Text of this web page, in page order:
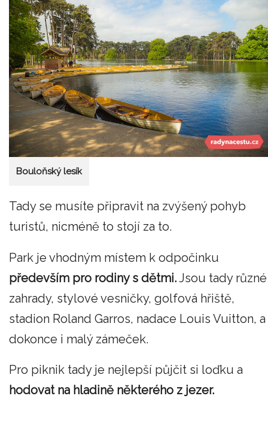
Bouloňský lesík
Tady se musíte připravit na zvýšený pohyb
turistů, nicméně to stojí za to.
Park je vhodným místem k odpočinku
především pro rodiny s dětmi.Jsou tady různé
zahrady, stylové vesničky, golfová hřiště,
stadion Roland Garros, nadace Louis Vuitton, a
dokonce i malý zámeček.
Pro piknik tady je nejlepší půjčit si loďku a
hodovat na hladině některého z jezer.